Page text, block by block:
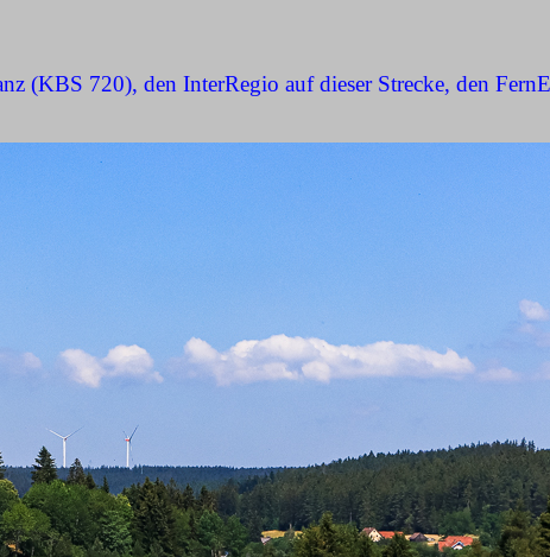
(KBS 720), den InterRegio auf dieser Strecke, den